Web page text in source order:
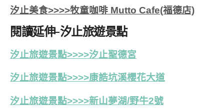
汐止美食>>>>牧童咖啡 Mutto Cafe(福德店)
閱讀延伸-汐止旅遊景點
汐止旅遊景點>>>>汐止聖德宮
汐止旅遊景點>>>>康誥坑溪櫻花大道
汐止旅遊景點>>>>新山夢湖/野牛2號